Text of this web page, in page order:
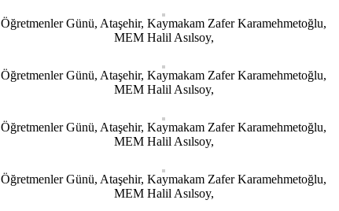
Öğretmenler Günü, Ataşehir, Kaymakam Zafer Karamehmetoğlu,
MEM Halil Asılsoy,
Öğretmenler Günü, Ataşehir, Kaymakam Zafer Karamehmetoğlu,
MEM Halil Asılsoy,
Öğretmenler Günü, Ataşehir, Kaymakam Zafer Karamehmetoğlu,
MEM Halil Asılsoy,
Öğretmenler Günü, Ataşehir, Kaymakam Zafer Karamehmetoğlu,
MEM Halil Asılsoy,